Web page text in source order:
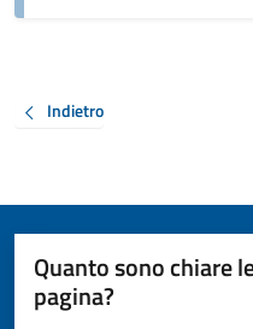
Indietro
Quanto sono chiare
pagina?